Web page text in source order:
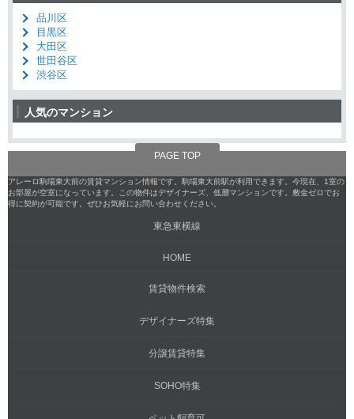
品川区
目黒区
大田区
世田谷区
渋谷区
人気のマンション
PAGE TOP
アレーロ駒場東大前の賃貸マンション情報です。駒場東大前駅が利用できます。今現在、1室の
お部屋が空室になっています。この物件はデザイナーズ、低層マンションです。敷金ゼロでお
得に契約が可能です。ぜひお気軽にお問い合わせください。
東急東横線
HOME
賃貸物件検索
デザイナーズ特集
分譲賃貸特集
SOHO特集